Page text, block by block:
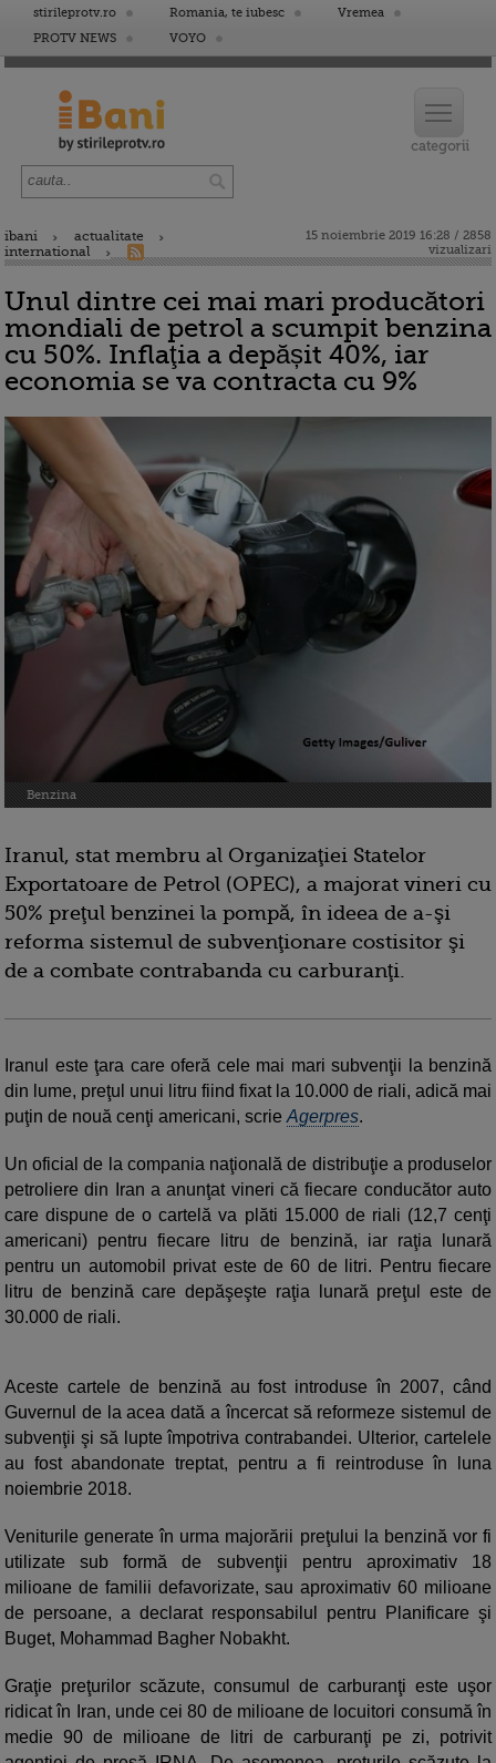
stirileprotv.ro Romania, te iubesc
Vremea
PROTV NEWS
VOYO
ibani
actualitate
international
15 noiembrie 2019 16:28 / 2858
vizualizari
Unul dintre cei mai mari producători
mondiali de petrol a scumpit benzina
cu 50%. Inflaţia a depășit 40%, iar
economia se va contracta cu 9%
Benzina
Iranul, stat membru al Organizaţiei Statelor
Exportatoare de Petrol (OPEC), a majorat vineri cu
50% preţul benzinei la pompă, în ideea de a-şi
reforma sistemul de subvenţionare costisitor şi
de a combate contrabanda cu carburanţi.
Iranul este ţara care oferă cele mai mari subvenţii la benzină
din lume, preţul unui litru fiind fixat la 10.000 de riali, adică mai
puţin de nouă cenţi americani, scrie Agerpres.
Un oficial de la compania naţională de distribuţie a produselor
petroliere din Iran a anunţat vineri că fiecare conducător auto
care dispune de o cartelă va plăti 15.000 de riali (12,7 cenţi
americani) pentru fiecare litru de benzină, iar raţia lunară
pentru un automobil privat este de 60 de litri. Pentru fiecare
litru de benzină care depăşeşte raţia lunară preţul este de
30.000 de riali.
Aceste cartele de benzină au fost introduse în 2007, când
Guvernul de la acea dată a încercat să reformeze sistemul de
subvenţii şi să lupte împotriva contrabandei. Ulterior, cartelele
au fost abandonate treptat, pentru a fi reintroduse în luna
noiembrie 2018.
Veniturile generate în urma majorării preţului la benzină vor fi
utilizate sub formă de subvenţii pentru aproximativ 18
milioane de familii defavorizate, sau aproximativ 60 milioane
de persoane, a declarat responsabilul pentru Planificare şi
Buget, Mohammad Bagher Nobakht.
Graţie preţurilor scăzute, consumul de carburanţi este uşor
ridicat în Iran, unde cei 80 de milioane de locuitori consumă în
medie 90 de milioane de litri de carburanţi pe zi, potrivit